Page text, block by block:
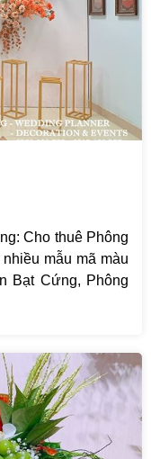
Cho thuê Phông
mẫu mã màu
Bạt Cứng, Phông
được chọn mầu